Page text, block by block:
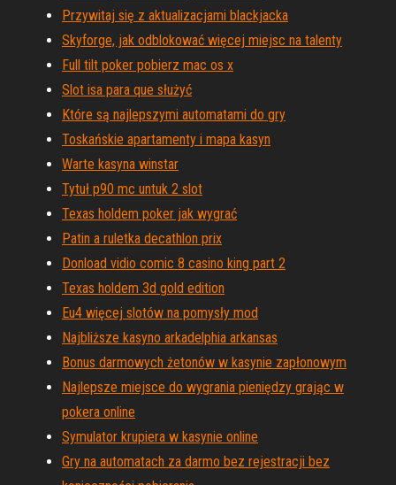
Przywitaj się z aktualizacjami blackjacka
Skyforge, jak odblokować więcej miejsc na talenty
Full tilt poker pobierz mac os x
Slot isa para que służyć
Które są najlepszymi automatami do gry
Toskańskie apartamenty i mapa kasyn
Warte kasyna winstar
Tytuł p90 mc untuk 2 slot
Texas holdem poker jak wygrać
Patin a ruletka decathlon prix
Donload vidio comic 8 casino king part 2
Texas holdem 3d gold edition
Eu4 więcej slotów na pomysły mod
Najbliższe kasyno arkadelphia arkansas
Bonus darmowych żetonów w kasynie zapłonowym
Najlepsze miejsce do wygrania pieniędzy grając w
pokera online
Symulator krupiera w kasynie online
Gry na automatach za darmo bez rejestracji bez